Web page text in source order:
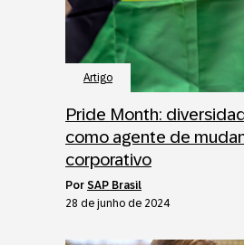
Artigo
Pride Month:
como agente de
corporativo
por SAP Brasil
28 de junho de 2024